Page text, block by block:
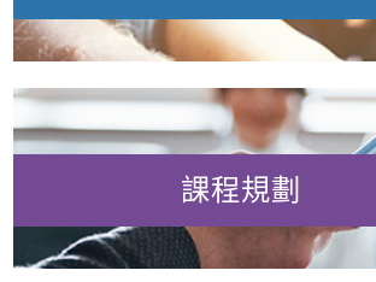
課程規劃